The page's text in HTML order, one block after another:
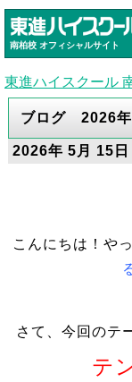
南柏校 オフィシャルサイト
東進ハイスクール
ブログ 2026年
2026年 5月 15
こんにちは！や
さて、今回のテ
テ